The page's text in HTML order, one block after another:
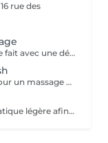
rue des
Vos sens seront éveillés grâce à un massage fait avec une délicate barre fondante parfumée. Une douce et profonde relaxation s'installera et glissera sur votre corps en diffusant sa chaleur et sa douceur. Ce soin commence par un rafraîchissement stimulant des pieds pour favoriser la circulation sanguine et la relaxation. Pression légère à médium
Un mélange de techniques de relaxation pour un massage en profondeur adapté à la fatigue de vos muscles et à vos besoins afin d'éliminer le stress de notre quotidien. Ce soin commence par un rafraîchissement stimulant des pieds pour favoriser la circulation sanguine et la relaxation.
Un massage complet avec une huile aromatique légère afin d'éliminer les toxines de votre système lymphatique. Ce massage par pression très légère est cependant très efficace. Il élimine les toxines, réduit la rétention d'eau, C'est une merveilleuse detox pour votre corps